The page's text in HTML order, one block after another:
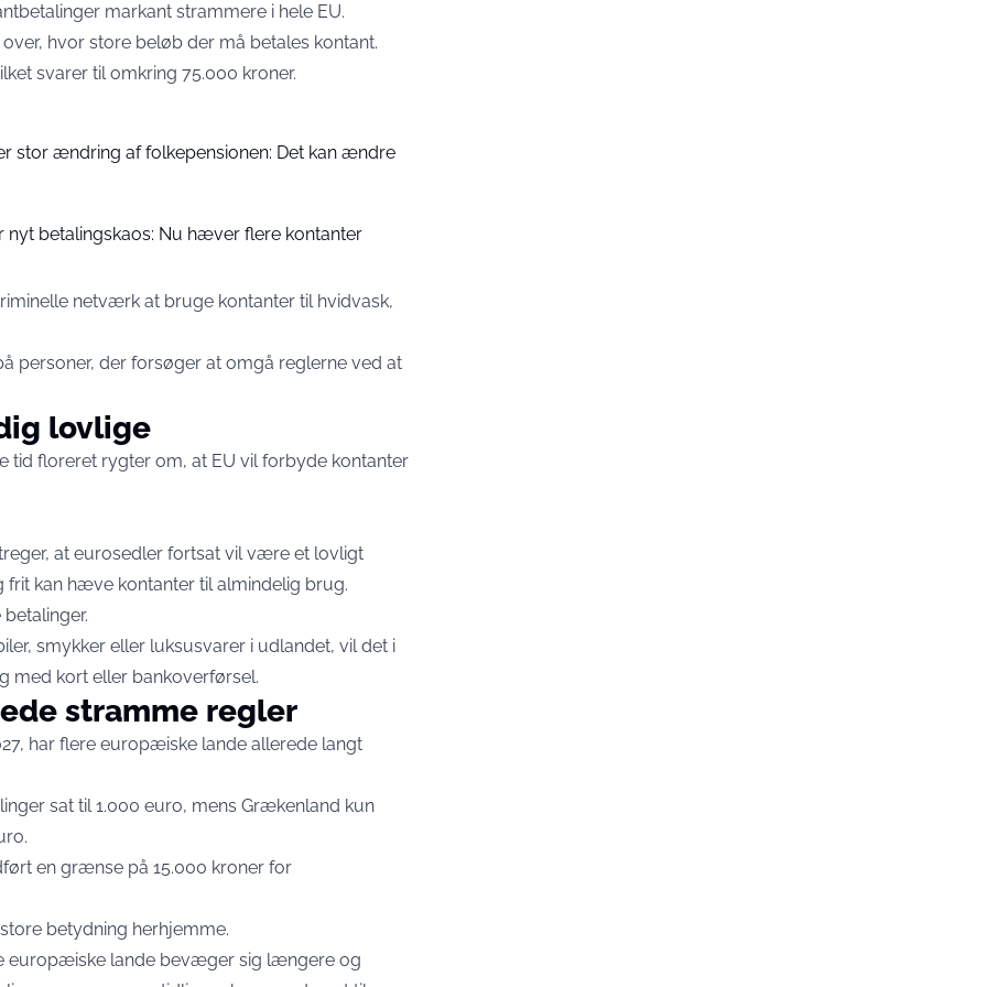
markant strammere i hele EU.
hvor store beløb der må betales kontant.
svarer til omkring 75.000 kroner.
stor ændring af folkepensionen: Det kan ændre
nyt betalingskaos: Nu hæver flere kontanter
netværk at bruge kontanter til hvidvask,
personer, der forsøger at omgå reglerne ved at
lovlige
tid floreret rygter om, at EU vil forbyde kontanter
at eurosedler fortsat vil være et lovligt
kan hæve kontanter til almindelig brug.
smykker eller luksusvarer i udlandet, vil det i
med kort eller bankoverførsel.
stramme regler
har flere europæiske lande allerede langt
sat til 1.000 euro, mens Grækenland kun
en grænse på 15.000 kroner for
betydning herhjemme.
europæiske lande bevæger sig længere og